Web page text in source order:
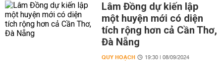
Lâm Đồng dự kiến lập
một huyện mới có diện
tích rộng hơn cả Cần Thơ,
Đà Nẵng
QUY HOẠCH 19:30 | 08/09/2024